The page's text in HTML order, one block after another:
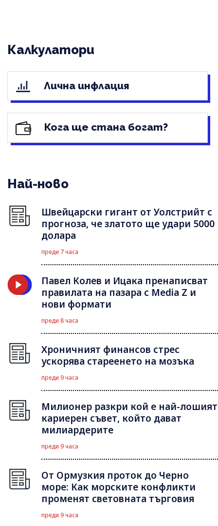
Калкулатори
Лична инфлация
Кога ще стана богат?
Най-ново
Швейцарски гигант от Уолстрийт с
прогноза, че златото ще удари 5000
долара
преди 7 часа
Павел Колев и Ицака пренаписват
правилата на пазара с Media Z и
нови формати
преди 8 часа
Хроничният финансов стрес
ускорява стареенето на мозъка
преди 9 часа
Милионер разкри кой е най-лошият
кариерен съвет, който дават
милиардерите
преди 9 часа
От Ормузкия проток до Черно
море: Как морските конфликти
променят световната търговия
преди 9 часа